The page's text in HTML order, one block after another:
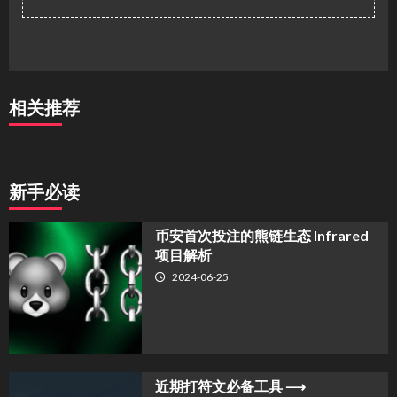
相关推荐
新手必读
币安首次投注的熊链生态 Infrared
项目解析
2024-06-25
近期打符文必备工具 ⟶